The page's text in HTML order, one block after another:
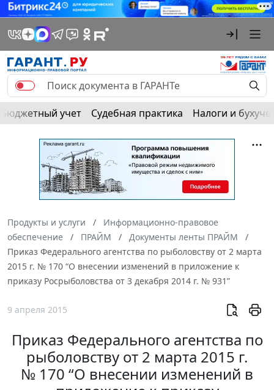
Бюджетный учет Судебная практика Налоги и
Продукты и услуги
Информационно-правовое
обеспечение
ПРАЙМ
Документы ленты ПРАЙМ
Приказ Федерального агентства по рыболовству от 2 марта
2015 г. № 170 “О внесении изменений в приложение к
приказу Росрыболовства от 3 декабря 2014 г. № 931”
9 апреля 2015
Приказ Федерального агентства по
рыболовству от 2 марта 2015 г.
№ 170 “О внесении изменений в